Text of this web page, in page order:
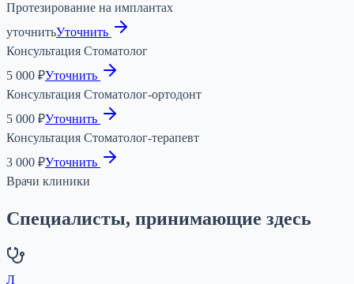
Протезирование на имплантах
уточнитьУточнить
Консультация Стоматолог
5 000 ₽Уточнить
Консультация Стоматолог-ортодонт
5 000 ₽Уточнить
Консультация Стоматолог-терапевт
3 000 ₽Уточнить
Врачи клиники
Специалисты, принимающие здесь
Л